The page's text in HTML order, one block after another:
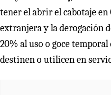
tener el abrir el cabotaje en
extranjera y la derogación
20% al uso o goce
destinen o utilicen en